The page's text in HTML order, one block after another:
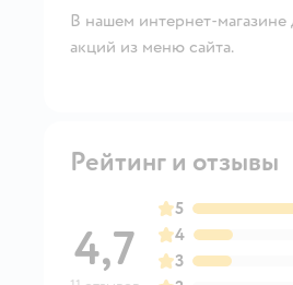
В нашем интернет-
акций из меню сайта.
Рейтинг и отзывы
4,7
5
4
3